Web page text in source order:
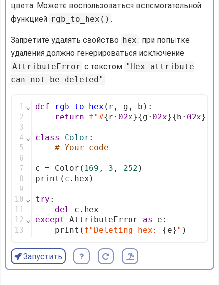
цвета. Можете воспользоваться вспомогательной
функцией rgb_to_hex() .
Запретите удалять свойство hex : при попытке
удаления должно генерироваться исключение
AttributeError с текстом "Hex attribute
can not be deleted" .
1
2
3
4
5
6
7
8
9
10
11
12
13
⌄
⌄
⌄
⌄
def rgb_to_hex (r, g, b):
return
f"#{r: 02x}{g: 02x}{b: 02x}
class Color :
# Your code
c = Color( 169 , 3 , 252 )
print(c.hex)
try :
del
c.hex
except
AttributeError as
e:
    print(
f"Deleting hex: {e} " )
Запустить